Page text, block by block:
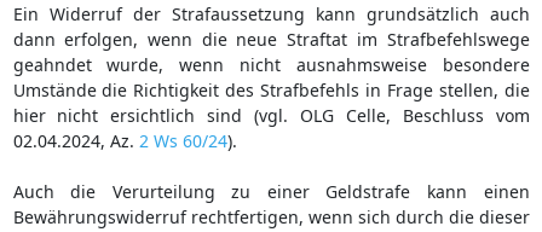
Ein Widerruf der Strafaussetzung kann grundsätzlich auch
dann erfolgen, wenn die neue Straftat im Strafbefehlswege
geahndet wurde, wenn nicht ausnahmsweise besondere
Umstände die Richtigkeit des Strafbefehls in Frage stellen, die
hier nicht ersichtlich sind (vgl. OLG Celle, Beschluss vom
02.04.2024, Az. 2 Ws 60/24).
Auch die Verurteilung zu einer Geldstrafe kann einen
Bewährungswiderruf rechtfertigen, wenn sich durch die dieser